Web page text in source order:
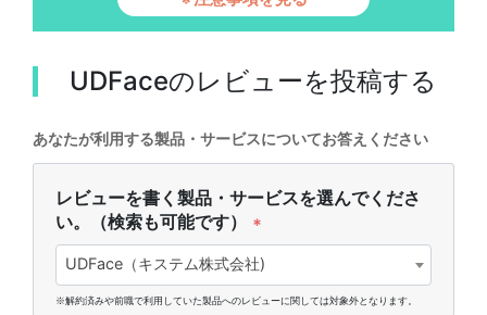
UDFaceのレビューを投稿する
あなたが利用する製品・サービスについてお答えください
レビューを書く製品・サービスを選んでくださ
い。（検索も可能です）
*
UDFace（キステム株式会社)
※解約済みや前職で利用していた製品へのレビューに関しては対象外となります。